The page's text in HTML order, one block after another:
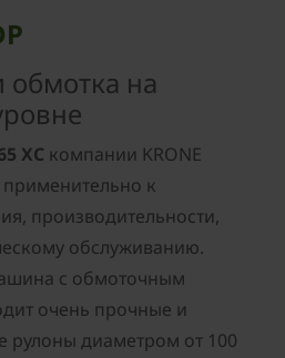
обмотка на
XC компании KRONE
применительно к
производительности,
обслуживанию.
с обмоточным
очень прочные и
рулоны диаметром от 100